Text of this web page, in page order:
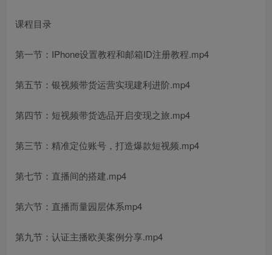
课程目录
第一节：IPhone设置教程和邮箱ID注册教程.mp4
第五节：银视频带货运营实现建利进阶.mp4
第四节：短视频带货选品开启变现之旅.mp4
第三节：精准定位账号，打造爆款短视频.mp4
第七节：直播间的搭建.mp4
第六节：直播而量园层体系mp4
第九节：认证主播欧美案例分享.mp4